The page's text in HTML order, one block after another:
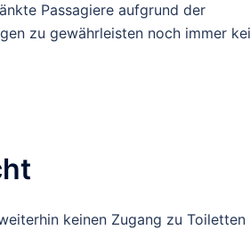
Passagiere aufgrund der
zu gewährleisten noch immer
keinen Zugang zu Toiletten